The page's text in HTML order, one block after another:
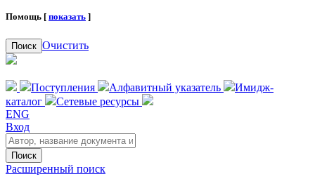
Помощь [ показать ]
Поиск Очистить
Поступления Алфавитный указатель
Имидж-
каталог
Сетевые ресурсы
ENG
Вход
Поиск
Расширенный поиск